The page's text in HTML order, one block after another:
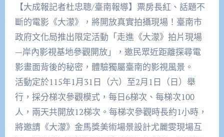
【大成報記者杜忠聰/臺南報導】票房長紅、話題不
斷的電影《大濛》，將開放真實拍攝現場！臺南市
政府文化局推出限定活動「走進《大濛》拍片現場
—岸內影視基地參觀開放」，邀民眾近距離探尋電
影畫面背後的秘密，體驗獨屬臺南的影視風景。
活動定於115年1月31日（六）至2月1日（日）舉
行，採分梯次參觀模式，每日6梯次、每梯次100
人，兩天共開放12梯次。每梯次參觀時長約1小時，
將邀請《大濛》金馬獎美術場景設計尤麗雯現場互